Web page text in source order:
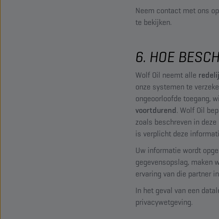
Neem contact met ons
te bekijken.
6. HOE
Wolf Oil neemt alle
onze systemen te
ongeoorloofde toegang,
voortdurend. Wolf Oil
zoals beschreven in
is verplicht deze
Uw informatie wordt
gegevensopslag, maken
ervaring van die partner
In het geval van een
privacywetgeving.